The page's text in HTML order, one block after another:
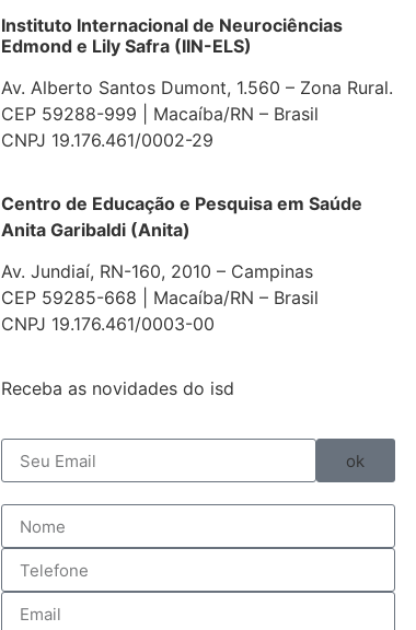
Instituto Internacional de Neurociências
Edmond e Lily Safra (IIN-ELS)
Av. Alberto Santos Dumont, 1.560 – Zona Rural.
CEP 59288-999 | Macaíba/RN – Brasil
CNPJ 19.176.461/0002-29
Centro de Educação e Pesquisa em Saúde
Anita Garibaldi (Anita)
Av. Jundiaí, RN-160, 2010 – Campinas
CEP 59285-668 | Macaíba/RN – Brasil
CNPJ 19.176.461/0003-00
Receba as novidades do isd
ok